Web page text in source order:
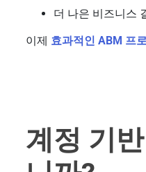
더 나은 비즈니스
이제 효과적인 ABM 프
계정 기